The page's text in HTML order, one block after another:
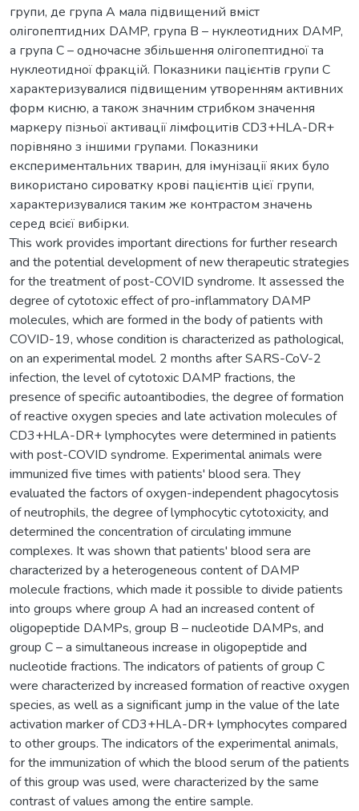
групи, де група А мала підвищений вміст
олігопептидних DAMP, група В – нуклеотидних DAMP,
а група С – одночасне збільшення олігопептидної та
нуклеотидної фракцій. Показники пацієнтів групи С
характеризувалися підвищеним утворенням активних
форм кисню, а також значним стрибком значення
маркеру пізньої активації лімфоцитів СD3+HLA-DR+
порівняно з іншими групами. Показники
експериментальних тварин, для імунізації яких було
використано сироватку крові пацієнтів цієї групи,
характеризувалися таким же контрастом значень
серед всієї вибірки.
This work provides important directions for further research
and the potential development of new therapeutic strategies
for the treatment of post-COVID syndrome. It assessed the
degree of cytotoxic effect of pro-inflammatory DAMP
molecules, which are formed in the body of patients with
COVID-19, whose condition is characterized as pathological,
on an experimental model. 2 months after SARS-CoV-2
infection, the level of cytotoxic DAMP fractions, the
presence of specific autoantibodies, the degree of formation
of reactive oxygen species and late activation molecules of
CD3+HLA-DR+ lymphocytes were determined in patients
with post-COVID syndrome. Experimental animals were
immunized five times with patients' blood sera. They
evaluated the factors of oxygen-independent phagocytosis
of neutrophils, the degree of lymphocytic cytotoxicity, and
determined the concentration of circulating immune
complexes. It was shown that patients' blood sera are
characterized by a heterogeneous content of DAMP
molecule fractions, which made it possible to divide patients
into groups where group A had an increased content of
oligopeptide DAMPs, group B – nucleotide DAMPs, and
group C – a simultaneous increase in oligopeptide and
nucleotide fractions. The indicators of patients of group C
were characterized by increased formation of reactive oxygen
species, as well as a significant jump in the value of the late
activation marker of CD3+HLA-DR+ lymphocytes compared
to other groups. The indicators of the experimental animals,
for the immunization of which the blood serum of the patients
of this group was used, were characterized by the same
contrast of values among the entire sample.